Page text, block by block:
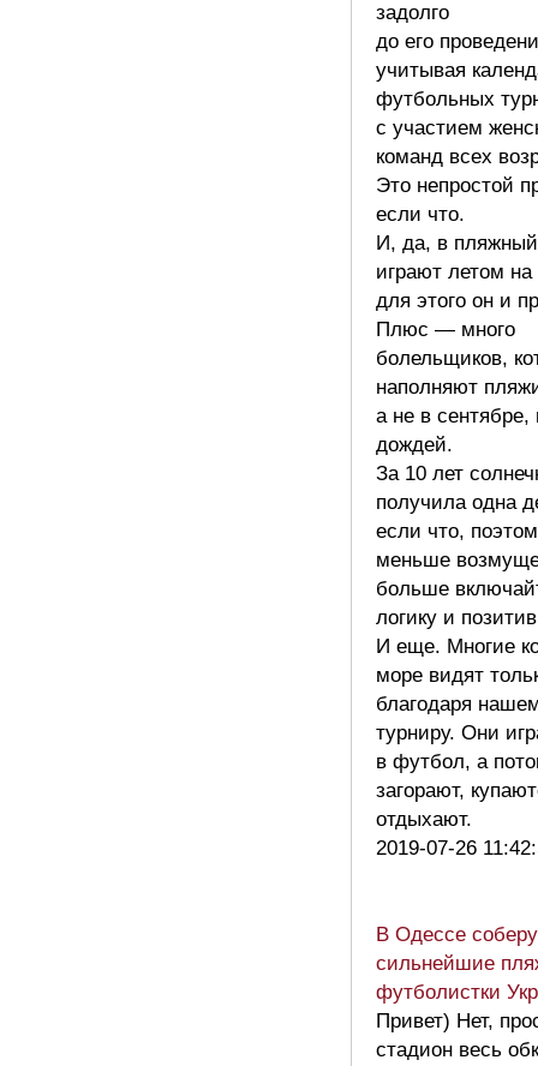
задолго
до его
учитывая
футбольных
с участием
команд всех
Это непростой
если что.
И, да, в
играют летом
для этого он и
Плюс — много
болельщиков,
наполняют
а не в сентябре,
дождей.
За 10 лет
получила одна
если что,
меньше
больше
логику и
И еще. Многие
море видят
благодаря
турниру. Они
в футбол, а
загорают,
отдыхают.
2019-07-26
В Одессе
сильнейшие
футболистки
Привет) Нет,
стадион весь